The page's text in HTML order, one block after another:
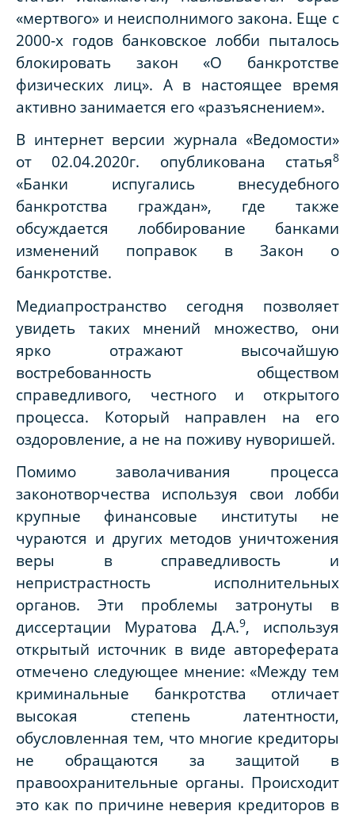
«мертвого» и неисполнимого закона. Еще с
2000-х годов банковское лобби пыталось
блокировать закон «О банкротстве
физических лиц». А в настоящее время
активно занимается его «разъяснением».
В интернет версии журнала «Ведомости»
от 02.04.2020г. опубликована статья8
«Банки испугались внесудебного
банкротства граждан», где также
обсуждается лоббирование банками
изменений поправок в Закон о
банкротстве.
Медиапространство сегодня позволяет
увидеть таких мнений множество, они
ярко отражают высочайшую
востребованность обществом
справедливого, честного и открытого
процесса. Который направлен на его
оздоровление, а не на поживу нуворишей.
Помимо заволачивания процесса
законотворчества используя свои лобби
крупные финансовые институты не
чураются и других методов уничтожения
веры в справедливость и
непристрастность исполнительных
органов. Эти проблемы затронуты в
диссертации Муратова Д.А.9, используя
открытый источник в виде автореферата
отмечено следующее мнение: «Между тем
криминальные банкротства отличает
высокая степень латентности,
обусловленная тем, что многие кредиторы
не обращаются за защитой в
правоохранительные органы. Происходит
это как по причине неверия кредиторов в